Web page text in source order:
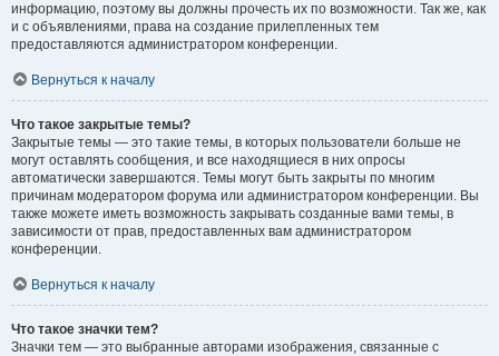
информацию, поэтому вы должны прочесть их по возможности. Так же, как
и с объявлениями, права на создание прилепленных тем
предоставляются администратором конференции.
Вернуться к началу
Что такое закрытые темы?
Закрытые темы — это такие темы, в которых пользователи больше не
могут оставлять сообщения, и все находящиеся в них опросы
автоматически завершаются. Темы могут быть закрыты по многим
причинам модератором форума или администратором конференции. Вы
также можете иметь возможность закрывать созданные вами темы, в
зависимости от прав, предоставленных вам администратором
конференции.
Вернуться к началу
Что такое значки тем?
Значки тем — это выбранные авторами изображения, связанные с